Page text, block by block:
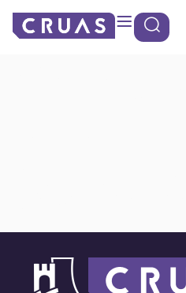
Panneau de gestion des cookies
principal